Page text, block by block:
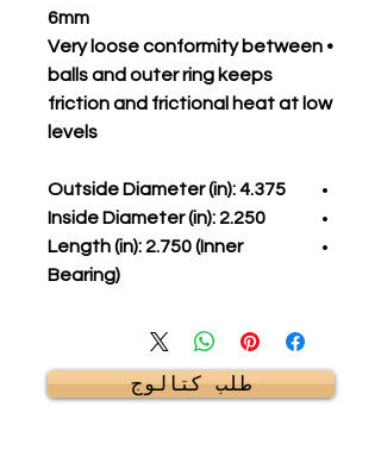
6mm
• Very loose conformity between
balls and outer ring keeps
friction and frictional heat at low
levels
Outside Diameter (in): 4.375
Inside Diameter (in): 2.250
Length (in): 2.750 (Inner
Bearing)
طلب كتالوج